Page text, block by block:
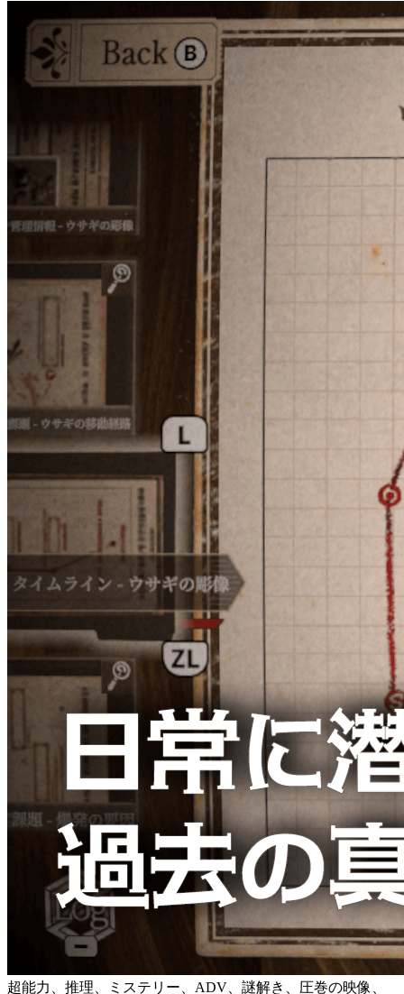
超能力、推理、ミステリー、ADV、謎解き、圧巻の映像、